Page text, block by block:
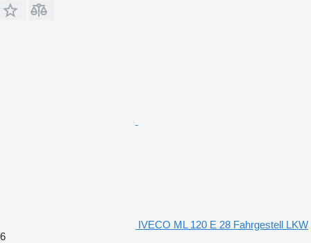
IVECO ML 120 E 28 Fahrgestell LKW
6